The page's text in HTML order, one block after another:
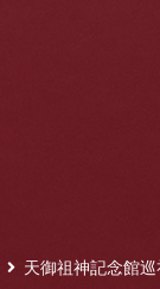
天御祖神記念館